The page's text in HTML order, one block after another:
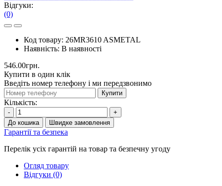
Відгуки:
(0)
Код товару: 26MR3610 ASMETAL
Наявність: В наявності
546.00грн.
Купити в один клік
Введіть номер телефону і ми передзвонимо
Купити
Кількість:
-
+
До кошика
Швидке замовлення
Гарантії та безпека
Перелік усіх гарантій на товар та безпечну угоду
Огляд товару
Відгуки (0)